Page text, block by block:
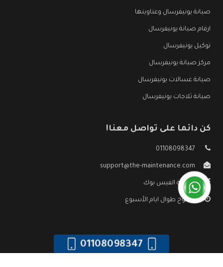
صيانة يونيفرسال وعناوينها
ارقام صيانة يونيفرسال
توكيل يونيفرسال
مركز صيانة يونيفرسال
صيانة غسالات يونيفرسال
صيانة ثلاجات يونيفرسال
كن دائما على تواصل معنا!
01108098347
support@the-maintenance.com
صفحة الفيس بوك
مفتوح طوال ايام الأسبوع
01108098347